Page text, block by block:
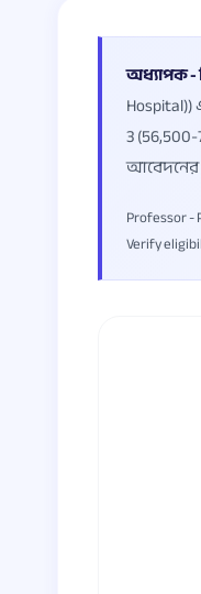
অধ্যাপক -
Hospital))
3
আবেদনের
Professor -
Verify